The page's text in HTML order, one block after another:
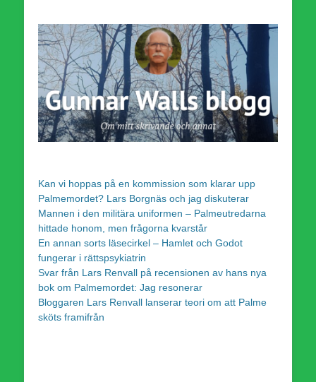
Kan vi hoppas på en kommission som klarar upp
Palmemordet? Lars Borgnäs och jag diskuterar
Mannen i den militära uniformen – Palmeutredarna
hittade honom, men frågorna kvarstår
En annan sorts läsecirkel – Hamlet och Godot
fungerar i rättspsykiatrin
Svar från Lars Renvall på recensionen av hans nya
bok om Palmemordet: Jag resonerar
Bloggaren Lars Renvall lanserar teori om att Palme
sköts framifrån